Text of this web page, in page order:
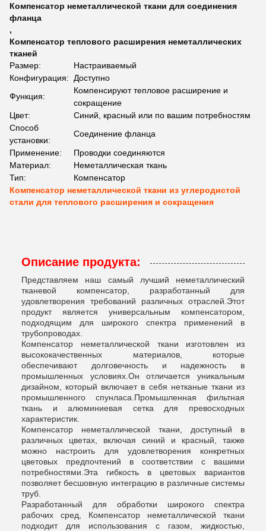
Компенсатор неметаллической ткани для соединения
фланца
,
Компенсатор теплового расширения неметаллических
тканей
Размер:
Настраиваемый
Конфигурация:
Доступно
Функция:
Компенсируют тепловое расширение и
сокращение
Цвет:
Синий, красный или по вашим потребностям
Способ
установки:
Соединение фланца
Применение:
Проводки соединяются
Материал:
Неметаллическая ткань
Тип:
Компенсатор
Компенсатор неметаллической ткани из углеродистой
стали для теплового расширения и сокращения
Описание продукта:
Представляем наш самый лучший неметаллический
тканевой компенсатор, разработанный для
удовлетворения требований различных отраслей.Этот
продукт является универсальным компенсатором,
подходящим для широкого спектра применений в
трубопроводах.
Компенсатор неметаллической ткани изготовлен из
высококачественных материалов, которые
обеспечивают долговечность и надежность в
промышленных условиях.Он отличается уникальным
дизайном, который включает в себя нетканые ткани из
промышленного спунласа.Промышленная фильтная
ткань и алюминиевая сетка для превосходных
характеристик.
Компенсатор неметаллической ткани, доступный в
различных цветах, включая синий и красный, также
можно настроить для удовлетворения конкретных
цветовых предпочтений в соответствии с вашими
потребностями.Эта гибкость в цветовых вариантов
позволяет бесшовную интеграцию в различные системы
труб.
Разработанный для обработки широкого спектра
рабочих сред, Компенсатор неметаллической ткани
подходит для использования с газом, жидкостью,